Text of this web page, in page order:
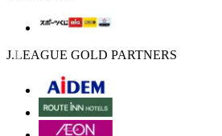
J.LEAGUE GOLD PARTNERS